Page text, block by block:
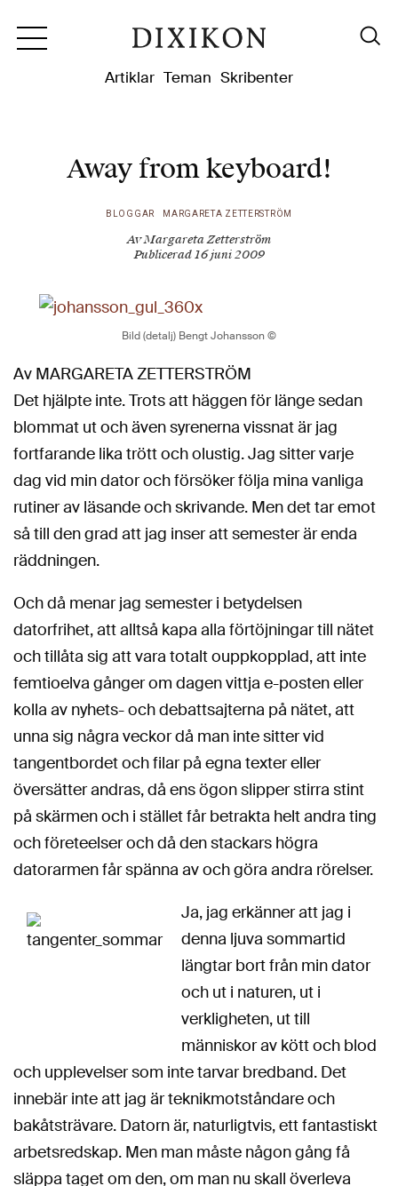
Artiklar Teman Skribenter
Away from keyboard!
BLOGGAR MARGARETA ZETTERSTRÖM
Av Margareta Zetterström
Publicerad 16 juni 2009
Bild (detalj) Bengt Johansson ©
Av MARGARETA ZETTERSTRÖM
Det hjälpte inte. Trots att häggen för länge sedan
blommat ut och även syrenerna vissnat är jag
fortfarande lika trött och olustig. Jag sitter varje
dag vid min dator och försöker följa mina vanliga
rutiner av läsande och skrivande. Men det tar emot
så till den grad att jag inser att semester är enda
räddningen.
Och då menar jag semester i betydelsen
datorfrihet, att alltså kapa alla förtöjningar till nätet
och tillåta sig att vara totalt ouppkopplad, att inte
femtioelva gånger om dagen vittja e-posten eller
kolla av nyhets- och debattsajterna på nätet, att
unna sig några veckor då man inte sitter vid
tangentbordet och filar på egna texter eller
översätter andras, då ens ögon slipper stirra stint
på skärmen och i stället får betrakta helt andra ting
och företeelser och då den stackars högra
datorarmen får spänna av och göra andra rörelser.
Ja, jag erkänner att jag i
denna ljuva sommartid
längtar bort från min dator
och ut i naturen, ut i
verkligheten, ut till
människor av kött och blod
och upplevelser som inte tarvar bredband. Det
innebär inte att jag är teknikmotståndare och
bakåtsträvare. Datorn är, naturligtvis, ett fantastiskt
arbetsredskap. Men man måste någon gång få
släppa taget om den, om man nu skall överleva